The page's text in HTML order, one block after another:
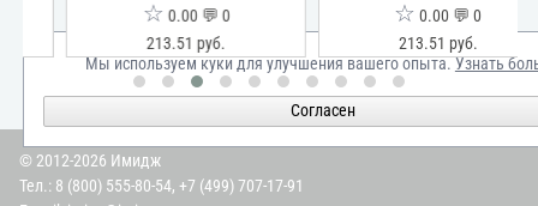
0.00 💬 0
213.51 руб.
0.00 💬 0
213.51 руб.
Мы используем куки для улучшения вашего опыта.Узнать
Согласен
© 2012-2026 Имидж
Тел.: 8 (800) 555-80-54, +7 (499) 707-17-91